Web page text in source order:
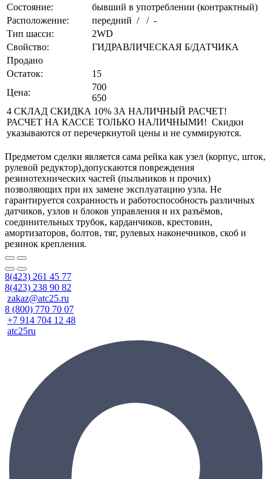
Состояние:
бывший в употреблении (контрактный)
Расположение:
передний / / -
Тип шасси:
2WD
Свойство:
ГИДРАВЛИЧЕСКАЯ Б/ДАТЧИКА
Продано
Остаток:
15
Цена:
700
650
4 СКЛАД СКИДКА 10% ЗА НАЛИЧНЫЙ РАСЧЕТ!
РАСЧЕТ НА КАССЕ ТОЛЬКО НАЛИЧНЫМИ! Скидки
указываются от перечеркнутой цены и не суммируются.
Предметом сделки является сама рейка как узел (корпус, шток,
рулевой редуктор),допускаются повреждения
резинотехнических частей (пыльников и прочих)
позволяющих при их замене эксплуатацию узла. Не
гарантируется сохранность и работоспособность различных
датчиков, узлов и блоков управления и их разъёмов,
соединительных трубок, карданчиков, крестовин,
амортизаторов, болтов, тяг, рулевых наконечников, скоб и
резинок крепления.
8(423) 261 45 77
8(423) 238 90 82
zakaz@atc25.ru
8 (800) 770 70 07
+7 914 704 12 48
atc25ru